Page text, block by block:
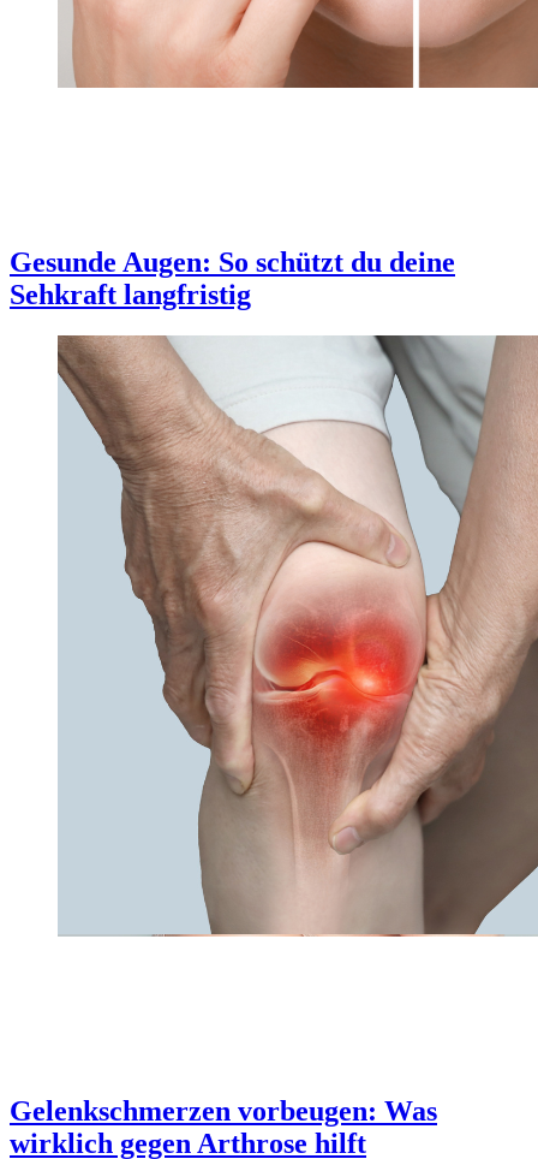
Gesunde Augen: So schützt du deine
Sehkraft langfristig
Gelenkschmerzen vorbeugen: Was
wirklich gegen Arthrose hilft